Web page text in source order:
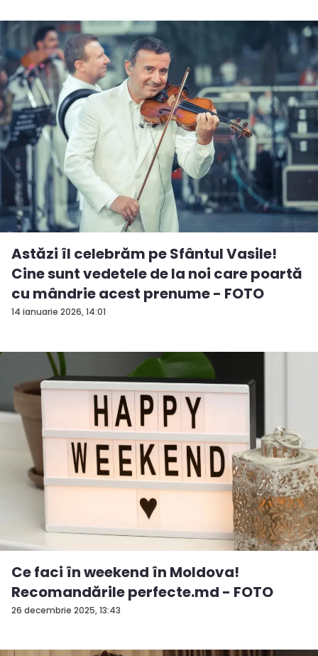
14 ianuarie 2026, 14:01
Astăzi îl celebrăm pe Sfântul Vasile!
Cine sunt vedetele de la noi care poartă
cu mândrie acest prenume - FOTO
26 decembrie 2025, 13:43
Ce faci în weekend în Moldova!
Recomandările perfecte.md - FOTO